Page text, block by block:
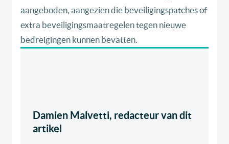
aangeboden, aangezien die beveiligingspatches of
extra beveiligingsmaatregelen tegen nieuwe
bedreigingen kunnen bevatten.
Damien Malvetti, redacteur van dit
artikel